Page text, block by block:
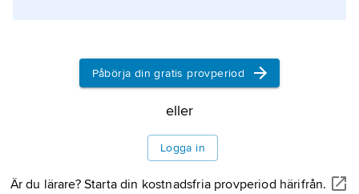
Påbörja din gratis provperiod
eller
Logga in
Är du lärare? Starta din kostnadsfria provperiod härifrån.